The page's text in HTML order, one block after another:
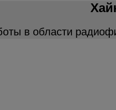
в области